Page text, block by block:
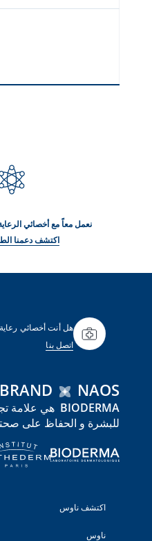
نعمل معاً مع أخصائي الرعاية
اكتشف دعمنا
هل أنت أخصائي
اتصل بنا
NAOS
للبشرة و الحفاظ على
اكتشف ناوس
ناوس